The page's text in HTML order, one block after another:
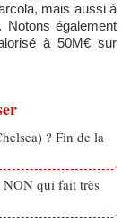
mais aussi à
Notons également
à 50M€ sur
? Fin de la
NON qui fait très